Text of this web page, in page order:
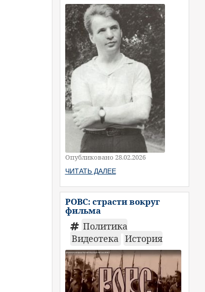
Опубликовано 28.02.2026
ЧИТАТЬ ДАЛЕЕ
РОВС: страсти вокруг
фильма
Политика
Видеотека История